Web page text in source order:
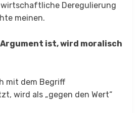
wirtschaftliche Deregulierung
meinen.
Argument ist, wird moralisch
mit dem Begriff
wird als „gegen den Wert“